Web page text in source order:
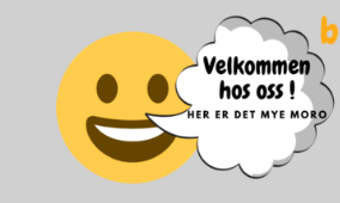
innholdet